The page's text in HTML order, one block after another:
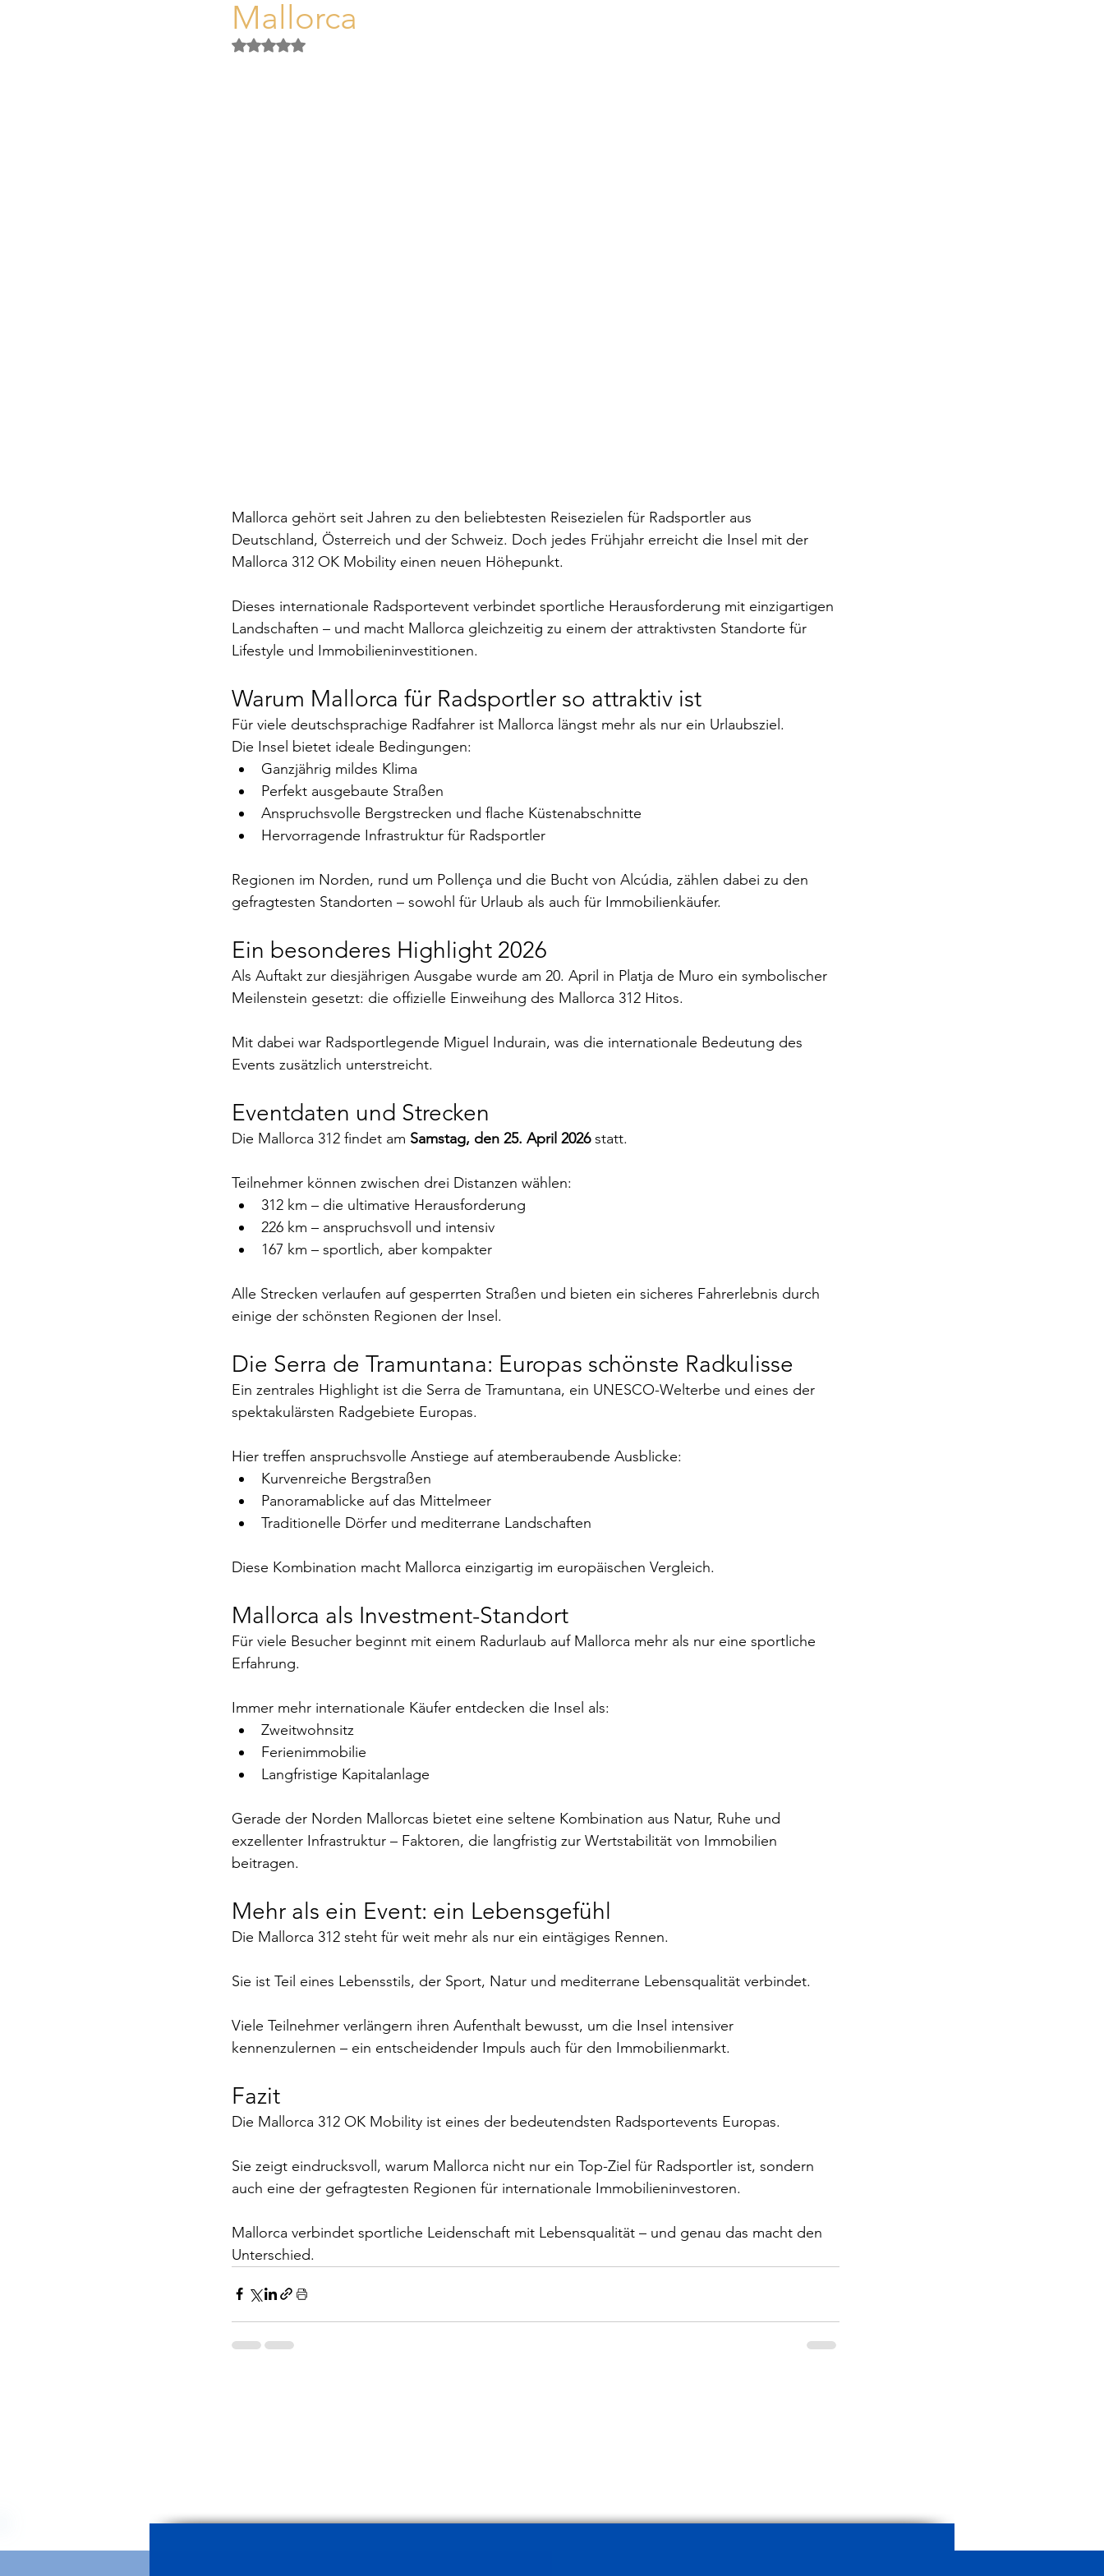
Activos Singulares Mallorca
Mallorca
Obtuvo NaN de 5 estrellas.
Mallorca gehört seit Jahren zu den beliebtesten Reisezielen für Radsportler aus
Deutschland, Österreich und der Schweiz. Doch jedes Frühjahr erreicht die Insel mit der
Mallorca 312 OK Mobility einen neuen Höhepunkt.
Dieses internationale Radsportevent verbindet sportliche Herausforderung mit einzigartigen
Landschaften – und macht Mallorca gleichzeitig zu einem der attraktivsten Standorte für
Lifestyle und Immobilieninvestitionen.
Warum Mallorca für Radsportler so attraktiv ist
Für viele deutschsprachige Radfahrer ist Mallorca längst mehr als nur ein Urlaubsziel.
Die Insel bietet ideale Bedingungen:
Ganzjährig mildes Klima
Perfekt ausgebaute Straßen
Anspruchsvolle Bergstrecken und flache Küstenabschnitte
Hervorragende Infrastruktur für Radsportler
Regionen im Norden, rund um Pollença und die Bucht von Alcúdia, zählen dabei zu den
gefragtesten Standorten – sowohl für Urlaub als auch für Immobilienkäufer.
Ein besonderes Highlight 2026
Als Auftakt zur diesjährigen Ausgabe wurde am 20. April in Platja de Muro ein symbolischer
Meilenstein gesetzt: die offizielle Einweihung des Mallorca 312 Hitos.
Mit dabei war Radsportlegende Miguel Indurain, was die internationale Bedeutung des
Events zusätzlich unterstreicht.
Eventdaten und Strecken
Die Mallorca 312 findet am Samstag, den 25. April 2026 statt.
Teilnehmer können zwischen drei Distanzen wählen:
312 km – die ultimative Herausforderung
226 km – anspruchsvoll und intensiv
167 km – sportlich, aber kompakter
Alle Strecken verlaufen auf gesperrten Straßen und bieten ein sicheres Fahrerlebnis durch
einige der schönsten Regionen der Insel.
Die Serra de Tramuntana: Europas schönste Radkulisse
Ein zentrales Highlight ist die Serra de Tramuntana, ein UNESCO-Welterbe und eines der
spektakulärsten Radgebiete Europas.
Hier treffen anspruchsvolle Anstiege auf atemberaubende Ausblicke:
Kurvenreiche Bergstraßen
Panoramablicke auf das Mittelmeer
Traditionelle Dörfer und mediterrane Landschaften
Diese Kombination macht Mallorca einzigartig im europäischen Vergleich.
Mallorca als Investment-Standort
Für viele Besucher beginnt mit einem Radurlaub auf Mallorca mehr als nur eine sportliche
Erfahrung.
Immer mehr internationale Käufer entdecken die Insel als:
Zweitwohnsitz
Ferienimmobilie
Langfristige Kapitalanlage
Gerade der Norden Mallorcas bietet eine seltene Kombination aus Natur, Ruhe und
exzellenter Infrastruktur – Faktoren, die langfristig zur Wertstabilität von Immobilien
beitragen.
Mehr als ein Event: ein Lebensgefühl
Die Mallorca 312 steht für weit mehr als nur ein eintägiges Rennen.
Sie ist Teil eines Lebensstils, der Sport, Natur und mediterrane Lebensqualität verbindet.
Viele Teilnehmer verlängern ihren Aufenthalt bewusst, um die Insel intensiver
kennenzulernen – ein entscheidender Impuls auch für den Immobilienmarkt.
Fazit
Die Mallorca 312 OK Mobility ist eines der bedeutendsten Radsportevents Europas.
Sie zeigt eindrucksvoll, warum Mallorca nicht nur ein Top-Ziel für Radsportler ist, sondern
auch eine der gefragtesten Regionen für internationale Immobilieninvestoren.
Mallorca verbindet sportliche Leidenschaft mit Lebensqualität – und genau das macht den
Unterschied.